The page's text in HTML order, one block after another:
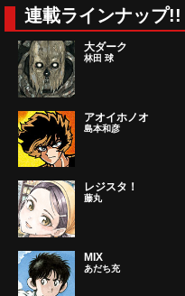
連載ラインナップ!!
大ダーク
林田 球
アオイホノオ
島本和彦
レジスタ！
藤丸
MIX
あだち充